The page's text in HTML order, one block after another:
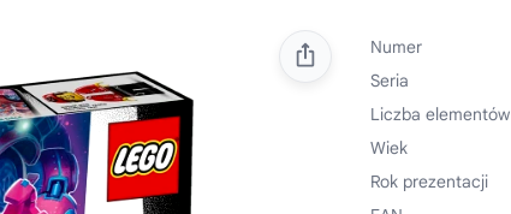
Numer
Seria
Liczba elementów
Wiek
Rok prezentacji